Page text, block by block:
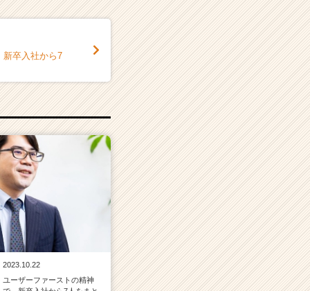
新卒入社から7
2023.10.22
ユーザーファーストの精神